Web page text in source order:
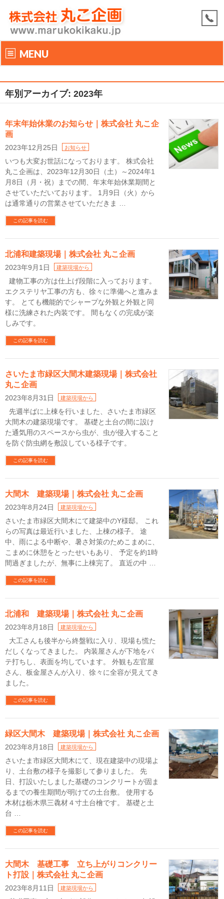
MENU
年別アーカイブ: 2023年
年末年始休業のお知らせ｜株式会社 丸こ企
画
2023年12月25日 お知らせ
いつも大変お世話になっております。 株式会社
丸こ企画は、2023年12月30日（土）～2024年1
月8日（月・祝）までの間、年末年始休業期間と
させていただいております。 1月9日（火）から
は通常通りの営業させていただきま …
この記事を読む
北浦和建築現場｜株式会社 丸こ企画
2023年9月1日 建築現場から
建物工事の方は仕上げ段階に入っております。
エクステリヤ工事の方も、徐々に準備へと進みま
す。 とても機能的でシャープな外観と外観と同
様に洗練された内装です。 間もなくの完成が楽
しみです。
この記事を読む
さいたま市緑区大間木建築現場｜株式会社
丸こ企画
2023年8月31日 建築現場から
先週半ばに上棟を行いました、さいたま市緑区
大間木の建築現場です。 基礎と土台の間に設け
た通気用のスペースから虫が、虫が侵入すること
を防ぐ防虫網を敷設している様子です。
この記事を読む
大間木 建築現場｜株式会社 丸こ企画
2023年8月24日 建築現場から
さいたま市緑区大間木にて建築中のY様邸。 これ
らの写真は最近行いました、上棟の様子。 途
中、雨による中断や、暑さ対策のためこまめに、
こまめに休憩をとったせいもあり、 予定を約1時
間過ぎましたが、無事に上棟完了。 直近の中 …
この記事を読む
北浦和 建築現場｜株式会社 丸こ企画
2023年8月18日 建築現場から
大工さんも後半から終盤戦に入り、現場も慌た
だしくなってきました。 内装屋さんが下地をパ
テ打ちし、表面を均しています。 外観も左官屋
さん、板金屋さんが入り、徐々に全容が見えてき
ました。
この記事を読む
緑区大間木 建築現場｜株式会社 丸こ企画
2023年8月18日 建築現場から
さいたま市緑区大間木にて、現在建築中の現場よ
り、土台敷の様子を撮影して参りました。 先
日、打設いたしました基礎のコンクリートが固ま
るまでの養生期間が明けての土台敷。 使用する
木材は栃木県三毳材４寸土台檜です。 基礎と土
台 …
この記事を読む
大間木 基礎工事 立ち上がりコンクリー
ト打設｜株式会社 丸こ企画
2023年8月11日 建築現場から